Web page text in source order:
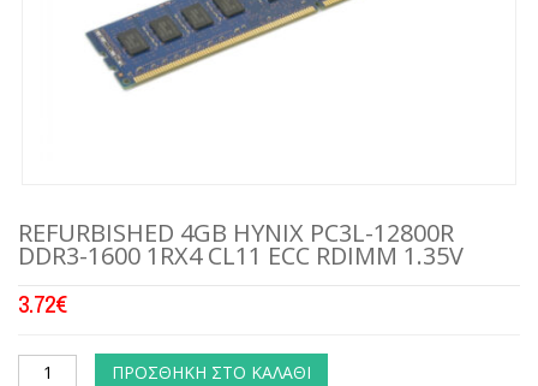
REFURBISHED 4GB HYNIX PC3L-12800R
DDR3-1600 1RX4 CL11 ECC RDIMM 1.35V
3.72€
ΠΡΟΣΘΉΚΗ ΣΤΟ ΚΑΛΆΘΙ